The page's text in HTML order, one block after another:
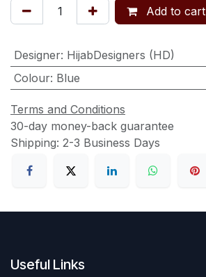
Add to cart
Designer: HijabDesigners (HD)
Colour: Blue
Terms and Conditions
30-day money-back guarantee
Shipping: 2-3 Business Days
Useful Links